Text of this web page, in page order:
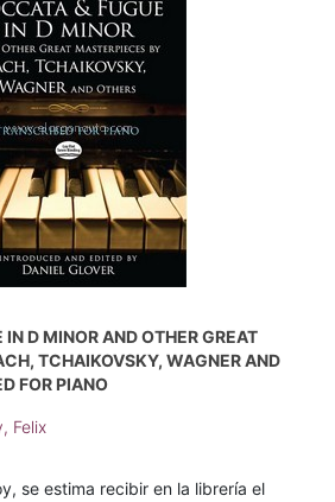
D MINOR AND OTHER GREAT
TCHAIKOVSKY, WAGNER AND
FOR PIANO
Felix
se estima recibir en la librería el